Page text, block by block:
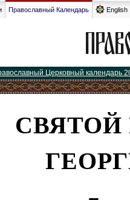
Православный Календарь English
Церковный календарь